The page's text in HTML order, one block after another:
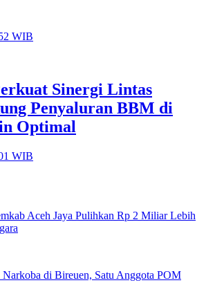
WIB
Sinergi Lintas
Penyaluran BBM di
Optimal
WIB
Aceh Jaya Pulihkan Rp 2 Miliar Lebih
Narkoba di Bireuen, Satu Anggota POM